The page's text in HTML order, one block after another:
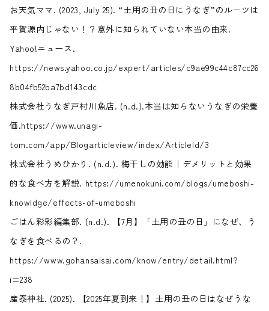
お天気ママ. (2023, July 25). “土用の丑の日にうなぎ”のルーツは
平賀源内じゃない！？意外に知られていない本当の由来.
Yahoo!ニュース.
https://news.yahoo.co.jp/expert/articles/c9ae99c44c87cc26
8b04fb52ba7bd143cdc
株式会社うなぎ戸村川魚店. (n.d.).本当は知らないうなぎの栄養
価.https://www.unagi-
tom.com/app/Blogarticleview/index/ArticleId/3
株式会社うめひかり. (n.d.). 梅干しの効能｜デメリットと効果
的な食べ方を解説. https://umenokuni.com/blogs/umeboshi-
knowldge/effects-of-umeboshi
ごはん彩彩編集部. (n.d.). 【7月】「土用の丑の日」になぜ、う
なぎを食べるの？.
https://www.gohansaisai.com/know/entry/detail.html?
i=238
産泰神社. (2025). 【2025年夏到来！】土用の丑の日はなぜうな